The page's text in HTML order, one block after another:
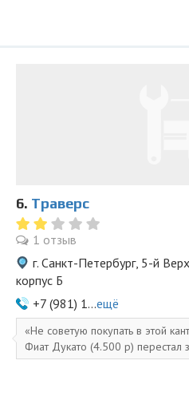
6. Траверс
1 отзыв
г. Санкт-Петербург, 5-й
корпус Б
+7 (981) 1...ещё
Не советую покупать в этой
Фиат Дукато (4.500 р) перестал